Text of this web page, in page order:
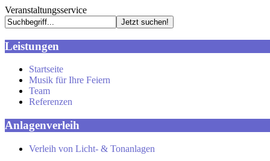
Veranstaltungsservice
Leistungen
Startseite
Musik für Ihre Feiern
Team
Referenzen
Anlagenverleih
Verleih von Licht- & Tonanlagen